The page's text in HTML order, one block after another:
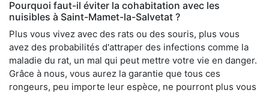
Pourquoi faut-il éviter la cohabitation avec les
nuisibles à Saint-Mamet-la-Salvetat ?
Plus vous vivez avec des rats ou des souris, plus vous
avez des probabilités d'attraper des infections comme la
maladie du rat, un mal qui peut mettre votre vie en danger.
Grâce à nous, vous aurez la garantie que tous ces
rongeurs, peu importe leur espèce, ne pourront plus vous